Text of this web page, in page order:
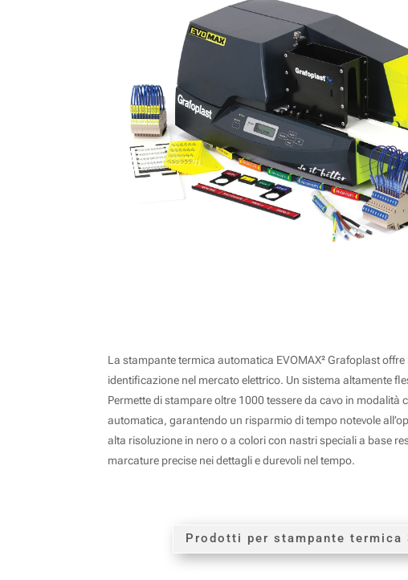
La stampante termica automatica EVOMAX² Grafoplast
identificazione nel mercato elettrico. Un sistema altamente
Permette di stampare oltre 1000 tessere da cavo in modalità
automatica, garantendo un risparmio di tempo notevole
alta risoluzione in nero o a colori con nastri speciali a base
marcature precise nei dettagli e durevoli nel tempo.
Prodotti per stampante termica